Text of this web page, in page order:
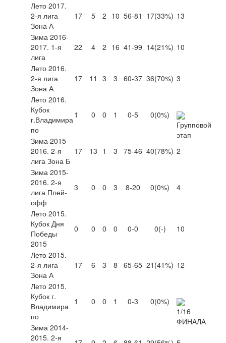
Лето 2017.
2-я лига
Зона А
17 5 2 10 56-81 17(33%) 13
Зима 2016-
2017. 1-я
лига
22 4 2 16 41-99 14(21%) 10
Лето 2016.
2-я лига
Зона А
17 11 3 3 60-37 36(70%) 3
Лето 2016.
Кубок
г.Владимира
по
1 0 0 1 0-5 0(0%)
Зима 2015-
2016. 2-я
лига Зона Б
17 13 1 3 75-46 40(78%) 2
Зима 2015-
2016. 2-я
лига Плей-
офф
3 0 0 3 8-20 0(0%) 4
Лето 2015.
Кубок Дня
Победы
2015
0 0 0 0 0-0 0(-) 10
Лето 2015.
2-я лига
Зона А
17 6 3 8 65-65 21 (41%) 12
Лето 2015.
Кубок г.
Владимира
по
1 0 0 1 0-3 0(0%)
Зима 2014-
2015. 2-я